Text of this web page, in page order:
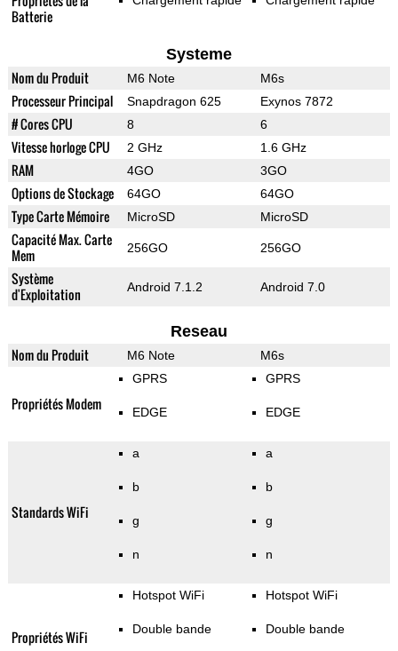
Batterie
Systeme
Nom du Produit M6 Note M6s
Processeur Principal Snapdragon 625 Exynos 7872
# Cores CPU 8 6
Vitesse horloge CPU 2 GHz 1.6 GHz
RAM 4GO 3GO
Options de Stockage 64GO 64GO
Type Carte Mémoire MicroSD MicroSD
Capacité Max. Carte
Mem
256GO 256GO
Système
d'Exploitation
Android 7.1.2 Android 7.0
Reseau
Nom du Produit M6 Note M6s
Propriétés Modem
GPRS
EDGE
GPRS
EDGE
Standards WiFi
a
b
g
n
a
b
g
n
Propriétés WiFi
Hotspot WiFi
Double bande
Hotspot WiFi
Double bande